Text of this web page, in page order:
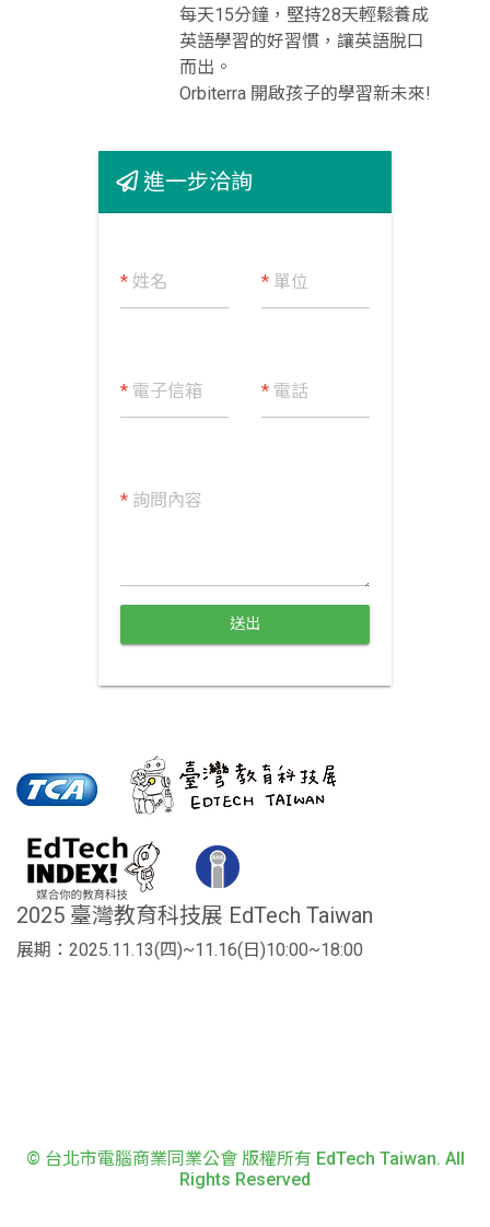
每天15分鐘，堅持28天輕鬆養成
英語學習的好習慣，讓英語脫口
而出。
Orbiterra 開啟孩子的學習新未來!
進一步洽詢
*姓名 * 單位
*電子信箱 * 電話
*詢問內容
送出
2025 臺灣教育科技展 EdTech Taiwan
展期：2025.11.13(四)~11.16(日)10:00~18:00
© 台北市電腦商業同業公會 版權所有 EdTech Taiwan. All
Rights Reserved